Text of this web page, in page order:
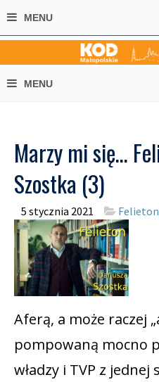
Marzy mi się…
Szostka (3)
5 stycznia 2021
Aferą, a może raczej
pompowaną mocno
władzy i TVP z jednej